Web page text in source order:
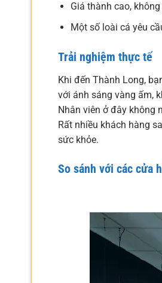
Giá thành cao,
Một số loài cá yêu
Trải nghiệm thực tế
Khi đến Thành Long,
với ánh sáng vàng ấm,
Nhân viên ở đây không
Rất nhiều khách hàng
sức khỏe.
So sánh với các cửa